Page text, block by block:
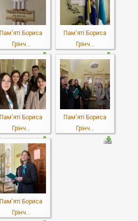
Пам'яті Бориса
Грінч...
Пам'яті Бориса
Грінч...
Пам'яті Бориса
Грінч...
Пам'яті Бориса
Грінч...
Пам'яті Бориса
Грінч...